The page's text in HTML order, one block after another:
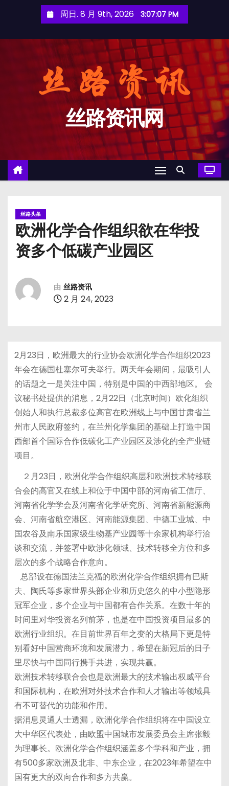
周日. 8 月 9th, 2026 3:07:07 PM
丝路资讯网
丝路头条
欧洲化学合作组织欲在华投
资多个低碳产业园区
由 丝路资讯
2 月 24, 2023
2月23日，欧洲最大的行业协会欧洲化学合作组织2023
年会在德国杜塞尔可夫举行。两天年会期间，最吸引人
的话题之一是关注中国，特别是中国的中西部地区。 会
议秘书处提供的消息，2月22日（北京时间）欧化组织
创始人和执行总裁多位高官在欧洲线上与中国甘肃省兰
州市人民政府签约，在兰州化学集团的基础上打造中国
西部首个国际合作低碳化工产业园区及涉化的全产业链
项目。
２月23日，欧洲化学合作组织高层和欧洲技术转移联
合会的高官又在线上和位于中国中部的河南省工信厅、
河南省化学学会及河南省化学研究所、河南省新能源商
会、河南省航空港区、河南能源集团、中德工业城、中
国农谷及南乐国家级生物基产业园等十余家机构举行洽
谈和交流，并签署中欧涉化领域、技术转移全方位和多
层次的多个战略合作意向。
总部设在德国法兰克福的欧洲化学合作组织拥有巴斯
夫、陶氏等多家世界头部企业和历史悠久的中小型隐形
冠军企业，多个企业与中国都有合作关系。在数十年的
时间里对华投资名列前茅，也是在中国投资项目最多的
欧洲行业组织。在目前世界百年之变的大格局下更是特
别看好中国营商环境和发展潜力，希望在新冠后的日子
里尽快与中国同行携手共进，实现共赢。
欧洲技术转移联合会也是欧洲最大的技术输出权威平台
和国际机构，在欧洲对外技术合作和人才输出等领域具
有不可替代的功能和作用。
据消息灵通人士透漏，欧洲化学合作组织将在中国设立
大中华区代表处，由欧盟中国城市发展委员会主席张毅
为理事长。欧洲化学合作组织涵盖多个学科和产业，拥
有500多家欧洲及北非、中东企业，在2023年希望在中
国有更大的双向合作和多方共赢。